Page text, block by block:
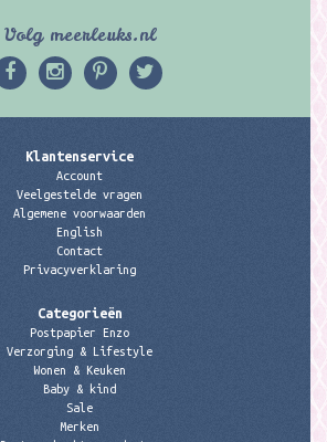
Volg meerleuks.nl
Klantenservice
Account
Veelgestelde vragen
Algemene voorwaarden
English
Contact
Privacyverklaring
Categorieën
Postpapier Enzo
Verzorging & Lifestyle
Wonen & Keuken
Baby & kind
Sale
Merken